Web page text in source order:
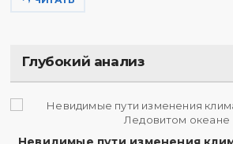
Глубокий анализ